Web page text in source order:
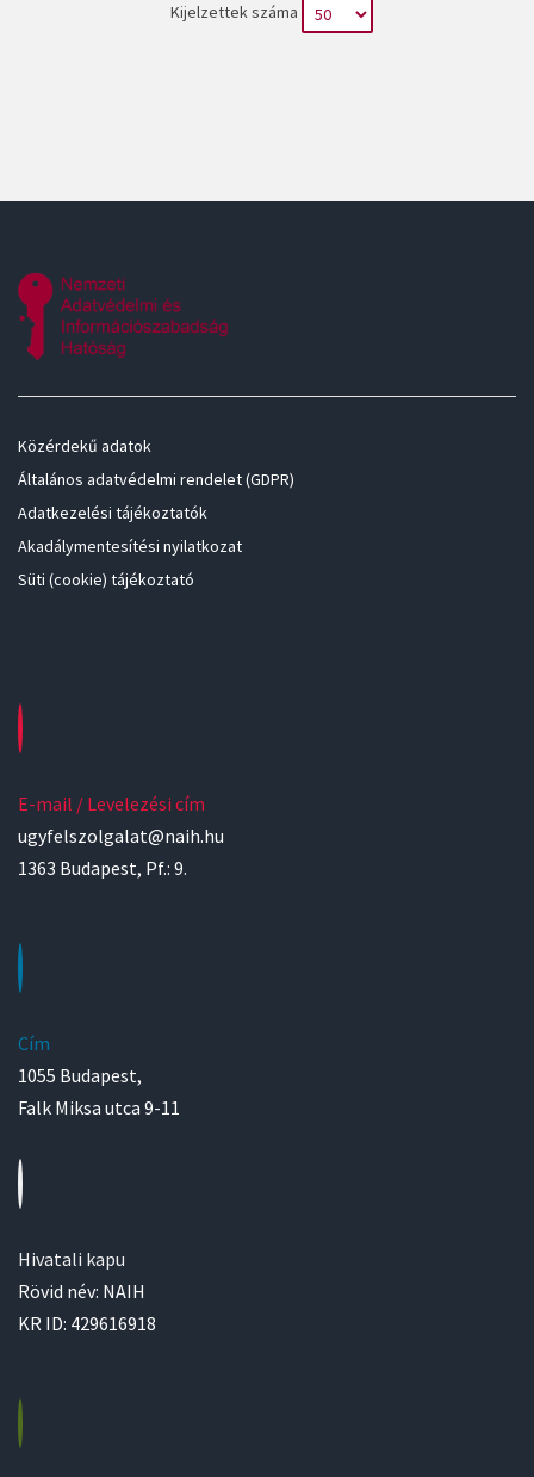
Kijelzettek száma
Közérdekű adatok
Általános adatvédelmi rendelet (GDPR)
Adatkezelési tájékoztatók
Akadálymentesítési nyilatkozat
Süti (cookie) tájékoztató
E-mail / Levelezési cím
ugyfelszolgalat@naih.hu
1363 Budapest, Pf.: 9.
Cím
1055 Budapest,
Falk Miksa utca 9-11
Hivatali kapu
Rövid név: NAIH
KR ID: 429616918